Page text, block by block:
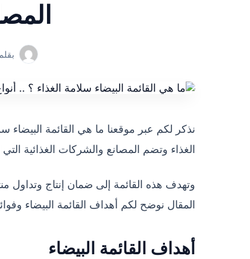
بقلم
نذكر لكم عبر موقعنا ما هي القائمة البيضاء
الغذاء وتضم المصانع والشركات الغذائية
وتهدف هذه القائمة إلى ضمان إنتاج وتداول
المقال نوضح لكم أهداف القائمة البيضاء
أهداف القائمة البيضاء